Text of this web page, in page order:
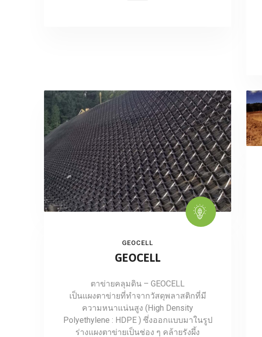
GEOCELL
GEOCELL
ตาข่ายคลุมดิน – GEOCELL
เป็นแผงตาข่ายที่ทำจากวัสดุพลาสติกที่มี
ความหนาแน่นสูง (High Density
Polyethylene : HDPE ) ซึ่งออกแบบมาในรูป
ร่างแผงตาข่ายเป็นช่อง ๆ คล้ายรังผึ้ง